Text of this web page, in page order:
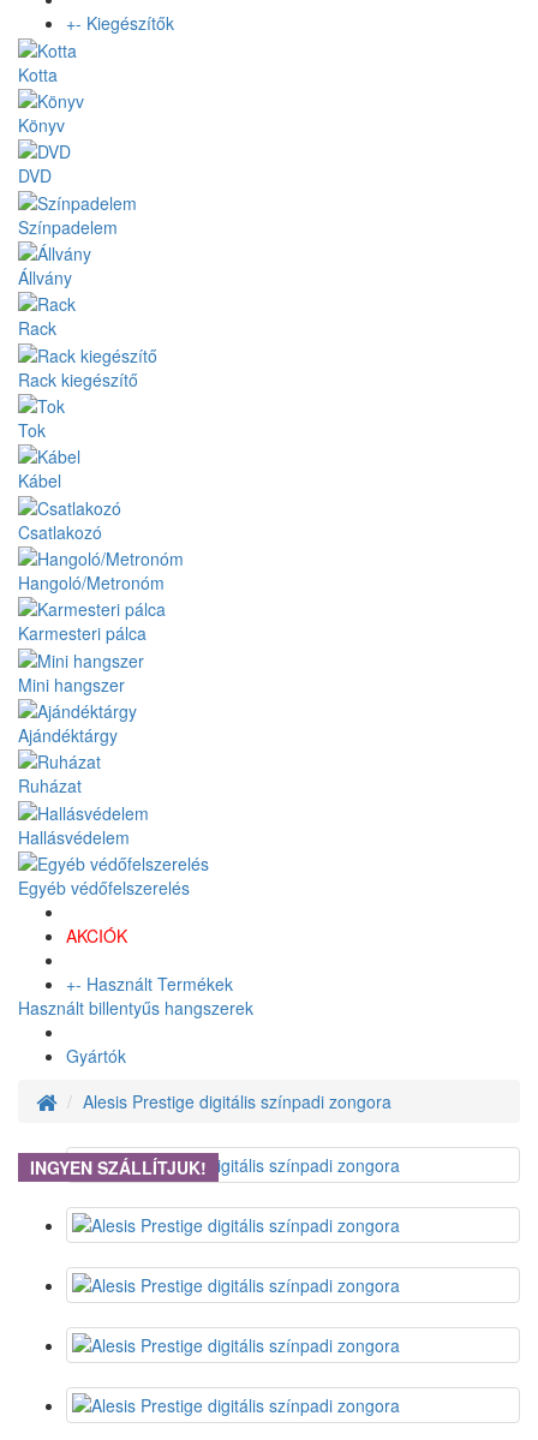
+- Kiegészítők
Kotta
Könyv
DVD
Színpadelem
Állvány
Rack
Rack kiegészítő
Tok
Kábel
Csatlakozó
Hangoló/Metronóm
Karmesteri pálca
Mini hangszer
Ajándéktárgy
Ruházat
Hallásvédelem
Egyéb védőfelszerelés
AKCIÓK
+- Használt Termékek
Használt billentyűs hangszerek
Gyártók
Alesis Prestige digitális színpadi zongora
INGYEN SZÁLLÍTJUK!